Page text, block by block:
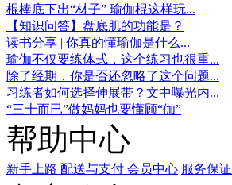
棍棒底下出“材子” 瑜伽棍这样玩...
【知识问答】盘底肌的功能是？
读书分享 | 你真的懂瑜伽是什么...
瑜伽不仅要练体式，这个练习也很重...
除了经期，你是否还忽略了这个问题...
习练者如何选择伸展带？文中曝光内...
“三十而已”做妈妈也要懂顾“伽”
帮助中心
新手上路 配送与支付 会员中心 服务保证